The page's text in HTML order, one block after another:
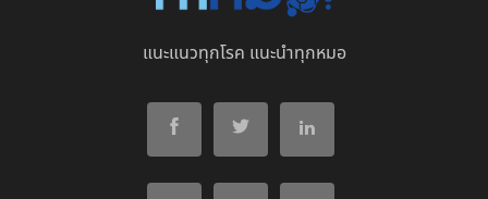
แนะแนวทุกโรค แนะนำทุกหมอ